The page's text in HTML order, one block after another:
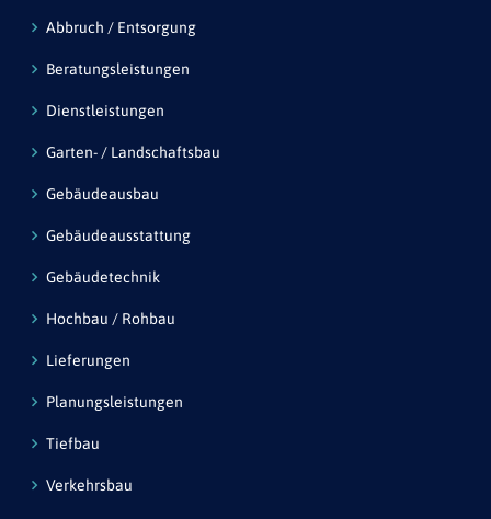
Abbruch / Entsorgung
Beratungsleistungen
Dienstleistungen
Garten- / Landschaftsbau
Gebäudeausbau
Gebäudeausstattung
Gebäudetechnik
Hochbau / Rohbau
Lieferungen
Planungsleistungen
Tiefbau
Verkehrsbau